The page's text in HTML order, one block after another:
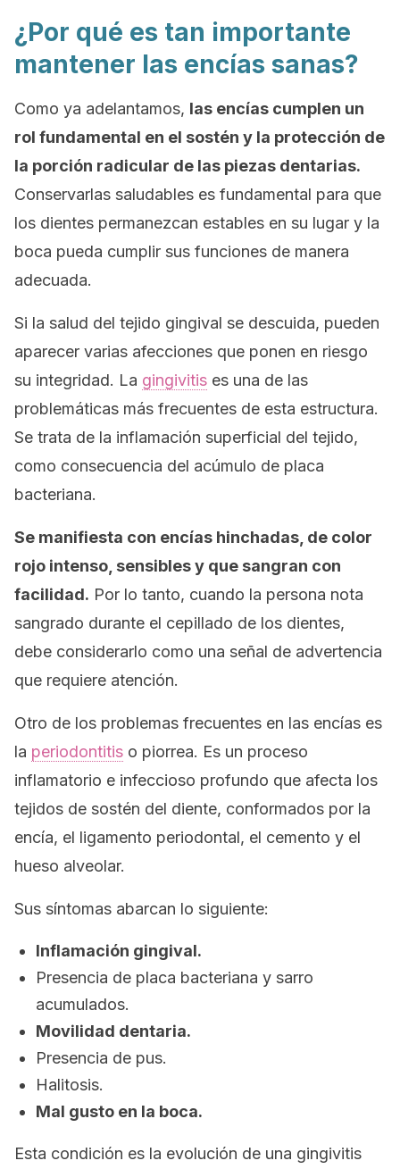
¿Por qué es tan importante
mantener las encías sanas?
Como ya adelantamos, las encías cumplen un
rol fundamental en el sostén y la protección de
la porción radicular de las piezas dentarias.
Conservarlas saludables es fundamental para que
los dientes permanezcan estables en su lugar y la
boca pueda cumplir sus funciones de manera
adecuada.
Si la salud del tejido gingival se descuida, pueden
aparecer varias afecciones que ponen en riesgo
su integridad. La gingivitis es una de las
problemáticas más frecuentes de esta estructura.
Se trata de la inflamación superficial del tejido,
como consecuencia del acúmulo de placa
bacteriana.
Se manifiesta con encías hinchadas, de color
rojo intenso, sensibles y que sangran con
facilidad. Por lo tanto, cuando la persona nota
sangrado durante el cepillado de los dientes,
debe considerarlo como una señal de advertencia
que requiere atención.
Otro de los problemas frecuentes en las encías es
la periodontitis o piorrea. Es un proceso
inflamatorio e infeccioso profundo que afecta los
tejidos de sostén del diente, conformados por la
encía, el ligamento periodontal, el cemento y el
hueso alveolar.
Sus síntomas abarcan lo siguiente:
Inflamación gingival.
Presencia de placa bacteriana y sarro
acumulados.
Movilidad dentaria.
Presencia de pus.
Halitosis.
Mal gusto en la boca.
Esta condición es la evolución de una gingivitis